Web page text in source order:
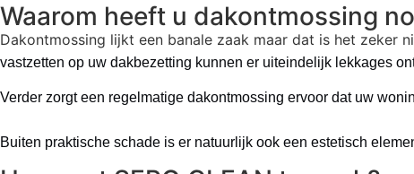
Waarom heeft u dakontmossing
Dakontmossing lijkt een banale zaak maar dat is het zeker
vastzetten op uw dakbezetting kunnen er uiteindelijk lekkages
Verder zorgt een regelmatige dakontmossing ervoor dat uw
Buiten praktische schade is er natuurlijk ook een estetisch